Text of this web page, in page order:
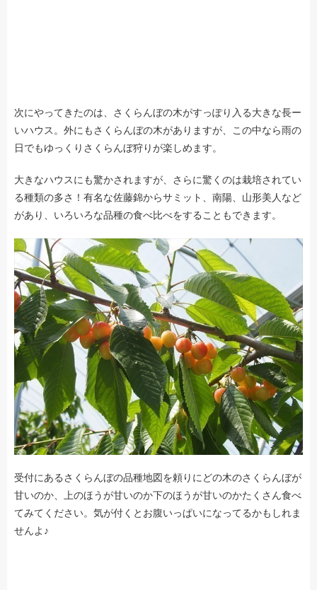
次にやってきたのは、さくらんぼの木がすっぽり入る大きな長ー
いハウス。外にもさくらんぼの木がありますが、この中なら雨の
日でもゆっくりさくらんぼ狩りが楽しめます。
大きなハウスにも驚かされますが、さらに驚くのは栽培されてい
る種類の多さ！有名な佐藤錦からサミット、南陽、山形美人など
があり、いろいろな品種の食べ比べをすることもできます。
受付にあるさくらんぼの品種地図を頼りにどの木のさくらんぼが
甘いのか、上のほうが甘いのか下のほうが甘いのかたくさん食べ
てみてください。気が付くとお腹いっぱいになってるかもしれま
せんよ♪